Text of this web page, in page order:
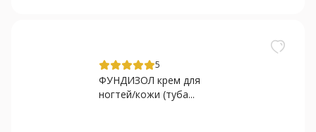
5
ФУНДИЗОЛ крем для
ногтей/кожи (туба...